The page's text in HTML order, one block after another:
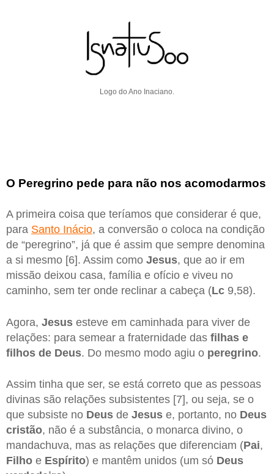
Logo do Ano Inaciano.
O Peregrino pede para não nos acomodarmos
A primeira coisa que teríamos que considerar é que,
para Santo Inácio, a conversão o coloca na condição
de “peregrino”, já que é assim que sempre denomina
a si mesmo [6]. Assim como Jesus, que ao ir em
missão deixou casa, família e ofício e viveu no
caminho, sem ter onde reclinar a cabeça (Lc 9,58).
Agora, Jesus esteve em caminhada para viver de
relações: para semear a fraternidade das filhas e
filhos de Deus. Do mesmo modo agiu o peregrino.
Assim tinha que ser, se está correto que as pessoas
divinas são relações subsistentes [7], ou seja, se o
que subsiste no Deus de Jesus e, portanto, no Deus
cristão, não é a substância, o monarca divino, o
mandachuva, mas as relações que diferenciam (Pai,
Filho e Espírito) e mantêm unidos (um só Deus